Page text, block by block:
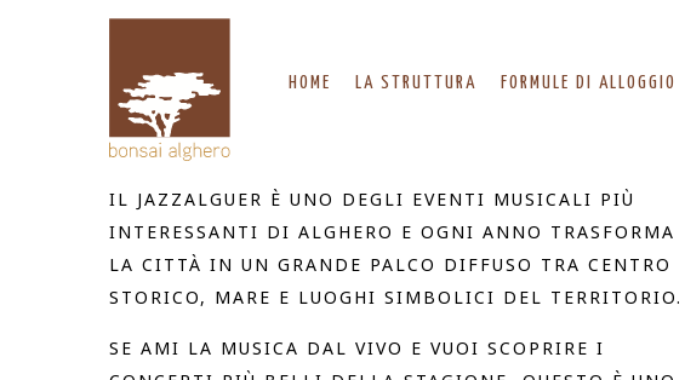
HOME LA STRUTTURA FORMULE DI ALLOGGIO
IL JAZZALGUER È UNO DEGLI EVENTI MUSICALI PIÙ
INTERESSANTI DI ALGHERO E OGNI ANNO TRASFORMA
LA CITTÀ IN UN GRANDE PALCO DIFFUSO TRA CENTRO
STORICO, MARE E LUOGHI SIMBOLICI DEL TERRITORIO.
SE AMI LA MUSICA DAL VIVO E VUOI SCOPRIRE I